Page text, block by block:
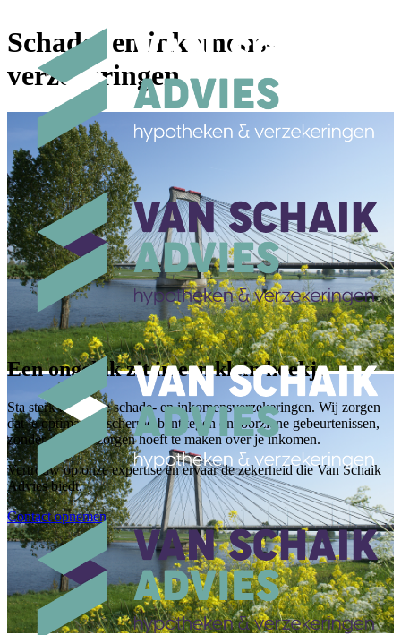
Schade- en inkomens­­
verzekeringen
Een ongeluk zit in een klein hoekje
Sta sterk met onze schade- en inkomensverzekeringen. Wij zorgen
dat je optimaal beschermd bent tegen onvoorziene gebeurtenissen,
zonder dat je je zorgen hoeft te maken over je inkomen.
Vertrouw op onze expertise en ervaar de zekerheid die Van Schaik
Advies biedt.
Contact opnemen